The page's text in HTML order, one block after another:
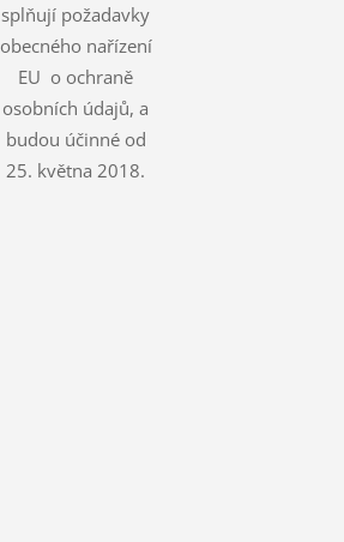
splňují požadavky
obecného nařízení
EU o ochraně
osobních údajů, a
budou účinné od
25. května 2018.